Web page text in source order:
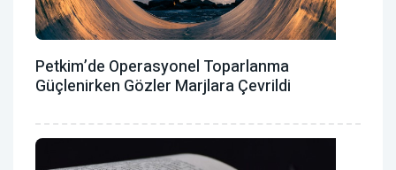
Petkim’de Operasyonel Toparlanma
Güçlenirken Gözler Marjlara Çevrildi